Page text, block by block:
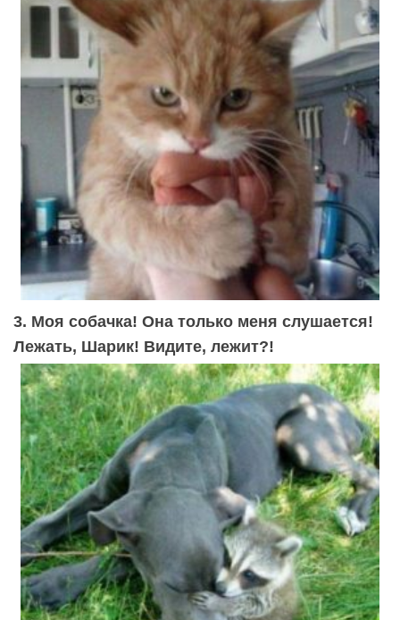
3. Моя собачка! Она только меня слушается!
Лежать, Шарик! Видите, лежит?!